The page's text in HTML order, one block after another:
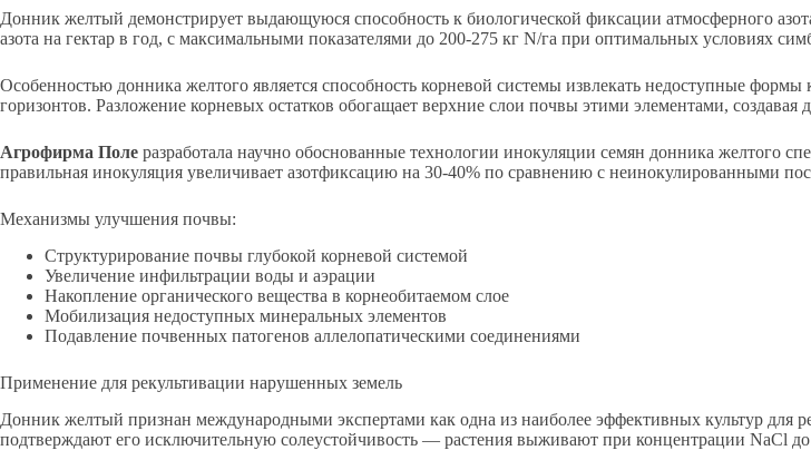
Донник желтый демонстрирует выдающуюся способность к биологической фиксации атмосферного
азота на гектар в год, с максимальными показателями до 200-275 кг N/га при оптимальных условиях
Особенностью донника желтого является способность корневой системы извлекать недоступные
горизонтов. Разложение корневых остатков обогащает верхние слои почвы этими элементами,
Агрофирма Поле разработала научно обоснованные технологии инокуляции семян донника желтого
правильная инокуляция увеличивает азотфиксацию на 30-40% по сравнению с неинокулированными
Механизмы улучшения почвы:
Структурирование почвы глубокой корневой системой
Увеличение инфильтрации воды и аэрации
Накопление органического вещества в корнеобитаемом слое
Мобилизация недоступных минеральных элементов
Подавление почвенных патогенов аллелопатическими соединениями
Применение для рекультивации нарушенных земель
Донник желтый признан международными экспертами как одна из наиболее эффективных культур для
подтверждают его исключительную солеустойчивость — растения выживают при концентрации NaCl